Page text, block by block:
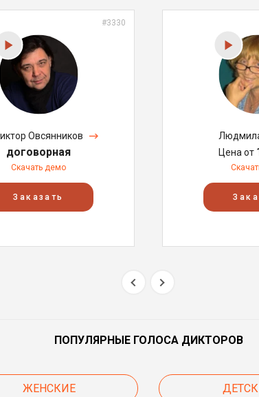
#3330
Овсянников
договорная
Скачать демо
Заказать
Цена от
ПОПУЛЯРНЫЕ ГОЛОСА ДИКТОРОВ
ЖЕНСКИЕ